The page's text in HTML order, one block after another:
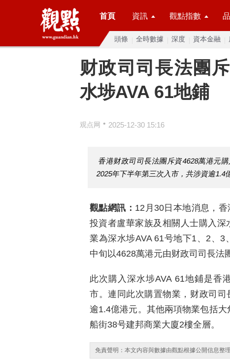
首頁 資訊 觀點指數
頭條 全時數據 深度 資本金融
财政司司長法團
水埗AVA 61地鋪
观点网 • 2025-12-30 15:16
香港财政司司長法團斥資4628萬港元
2025年下半年第三次入市，共涉資逾1.4
觀點網訊： 12月30日本地消息，
投資者盧華家族及相關人士購入深
業為深水埗AVA 61号地下1、2、3
中旬以4628萬港元由财政司司長法
此次購入深水埗AVA 61地鋪是香
市。連同此次購置物業，财政司
逾1.4億港元。其他兩項物業包括
船街38号建邦商業大廈2樓全層。
免責聲明：本文内容與數據由觀點根據公開信息整